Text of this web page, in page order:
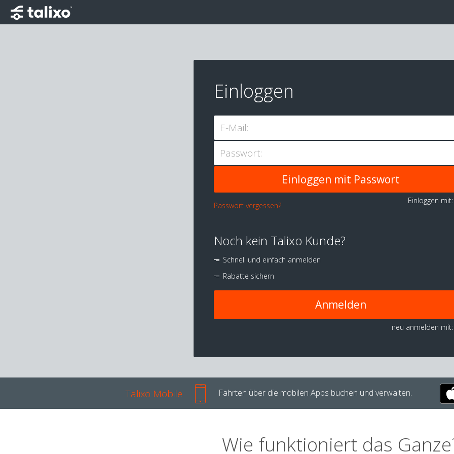
Einloggen
E-Mail:
Passwort:
Passwort vergessen?
Einloggen
Noch kein Talixo Kunde?
Schnell und einfach anmelden
Rabatte sichern
Anmelden
neu anmelden mit:
Talixo Mobile Fahrten über die mobilen Apps buchen und verwalten.
Wie funktioniert das